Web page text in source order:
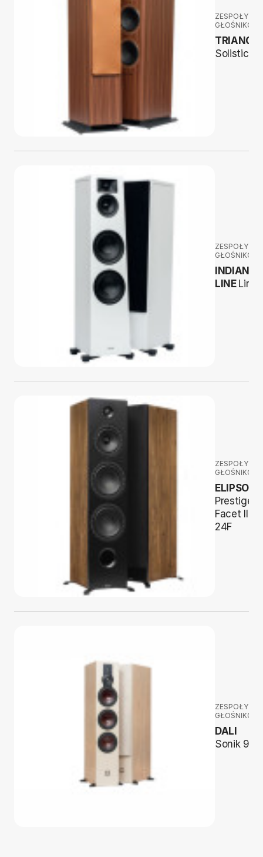
ZESPOŁY
Solistice 8
ZESPOŁY
INDIANA
LINE Lira
ZESPOŁY
ELIPSON
Prestige
Facet II
24F
ZESPOŁY
DALI
Sonik 9